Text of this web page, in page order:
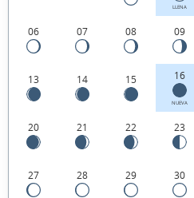
LLENA
06 07 08 09
13 14 15 16
NUEVA
20 21 22 23
27 28 29 30